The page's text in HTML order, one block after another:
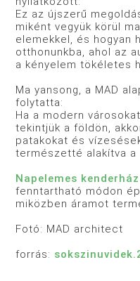
Ez az újszerű
miként vegyük körül
elemekkel, és hogyan
otthonunkba, ahol az
a kényelem tökéletes
Ma yansong, a MAD
folytatta:
Ha a modern
tekintjük a földön,
patakokat és
természetté alakítva
Napelemes kenderház
fenntartható módon
miközben áramot
Fotó: MAD architect
forrás: